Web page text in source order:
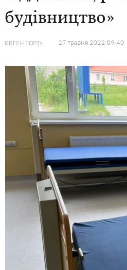
будівництво»
ЄВГЕН ГОРІН 27 травня 2022 09:40